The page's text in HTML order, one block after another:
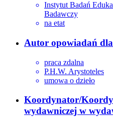
Instytut Badań
Badawczy
na etat
Autor opowiadań
praca zdalna
P.H.W. Arystoteles
umowa o dzieło
Koordynator/
wydawniczej w